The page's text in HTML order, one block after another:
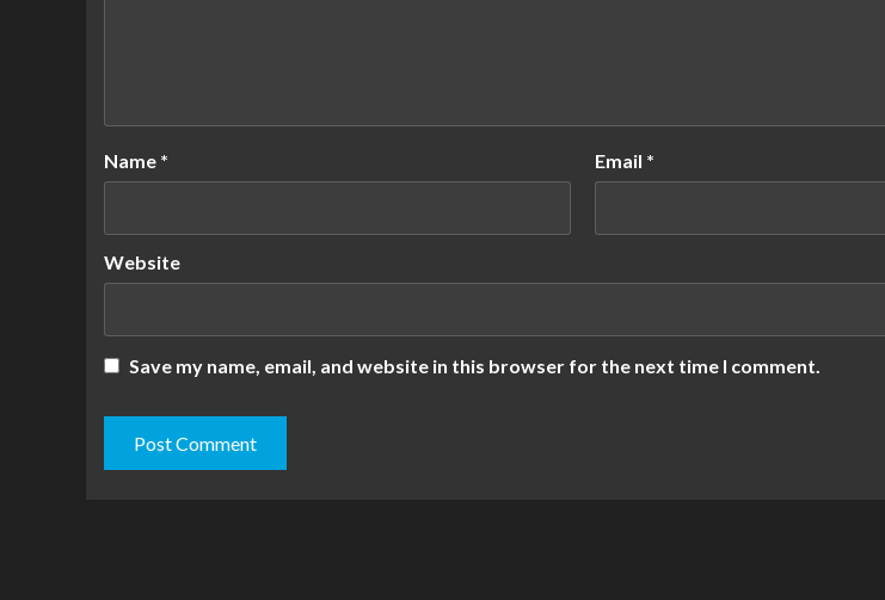
Name * Email *
Website
Save my name, email, and website in this browser for the next time I comment.